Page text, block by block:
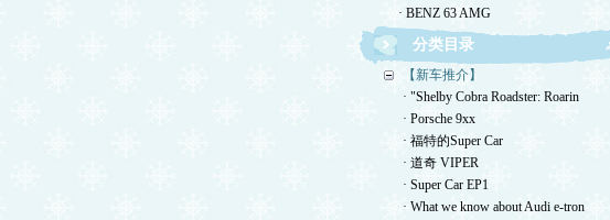
· BENZ 63 AMG
分类目录
【新车推介】
· "Shelby Cobra Roadster: Roarin
· Porsche 9xx
· 福特的Super Car
· 道奇 VIPER
· Super Car EP1
· What we know about Audi e-tron